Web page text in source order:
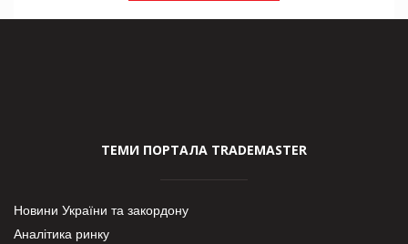
ТЕМИ ПОРТАЛА TRADEMASTER
Новини України та закордону
Аналітика ринку